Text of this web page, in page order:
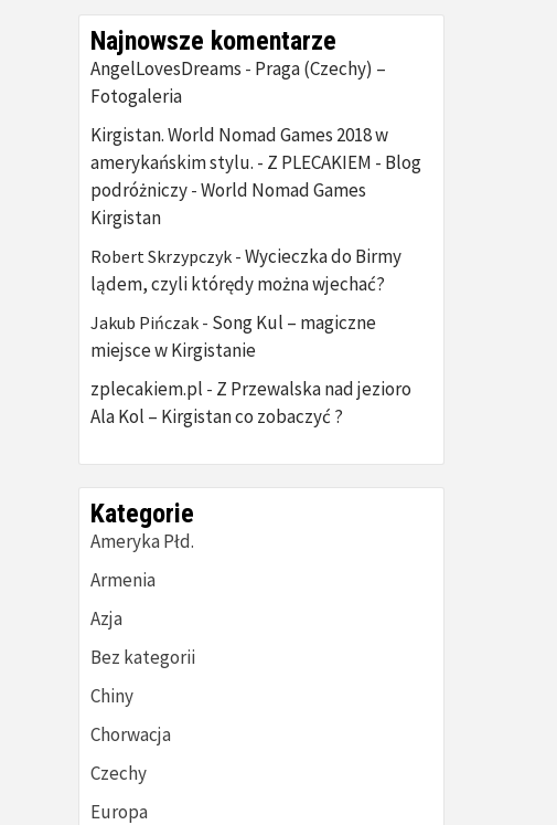
Najnowsze komentarze
AngelLovesDreams - Praga (Czechy) –
Fotogaleria
Kirgistan. World Nomad Games 2018 w
amerykańskim stylu. - Z PLECAKIEM - Blog
podróżniczy - World Nomad Games
Kirgistan
Robert Skrzypczyk - Wycieczka do Birmy
lądem, czyli którędy można wjechać?
Jakub Pińczak - Song Kul – magiczne
miejsce w Kirgistanie
zplecakiem.pl - Z Przewalska nad jezioro
Ala Kol – Kirgistan co zobaczyć ?
Kategorie
Ameryka Płd.
Armenia
Azja
Bez kategorii
Chiny
Chorwacja
Czechy
Europa